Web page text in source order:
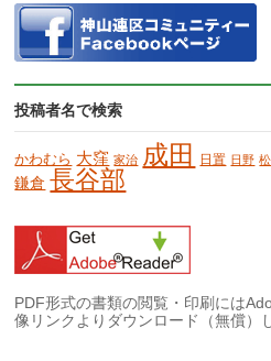
投稿者名で検索
かわむら 大窪 家治 成田 日置 日野
鎌倉 長谷部
PDF形式の書類の閲覧・印刷には
像リンクよりダウンロード（無償）